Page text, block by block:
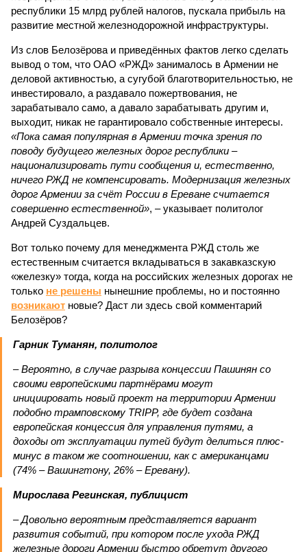
республики 15 млрд рублей налогов, пускала прибыль на
развитие местной железнодорожной инфраструктуры.
Из слов Белозёрова и приведённых фактов легко сделать
вывод о том, что ОАО «РЖД» занималось в Армении не
деловой активностью, а сугубой благотворительностью, не
инвестировало, а раздавало пожертвования, не
зарабатывало само, а давало зарабатывать другим и,
выходит, никак не гарантировало собственные интересы.
«Пока самая популярная в Армении точка зрения по
поводу будущего железных дорог рес­публики –
национализировать пути сообщения и, естественно,
ничего РЖД не компенсировать. Модернизация железных
дорог Армении за счёт России в Ереване считается
совершенно естественной», – указывает политолог
Андрей Суздальцев.
Вот только почему для менеджмента РЖД столь же
естественным считается вкладываться в закавказскую
«железку» тогда, когда на российских железных дорогах не
только не решены нынешние проблемы, но и постоянно
возникают новые? Даст ли здесь свой комментарий
Белозёров?
Гарник Туманян, политолог
– Вероятно, в случае разрыва концессии Пашинян со
своими европейскими партнёрами могут
инициировать новый проект на территории Армении
подобно трамповскому TRIPP, где будет создана
европейская концессия для управления путями, а
доходы от эксплуатации путей будут делиться плюс-
минус в таком же соотношении, как с американцами
(74% – Вашингтону, 26% – Еревану).
Мирослава Регинская, публицист
– Довольно вероятным представляется вариант
развития событий, при котором после ухода РЖД
железные дороги Армении быстро обретут другого